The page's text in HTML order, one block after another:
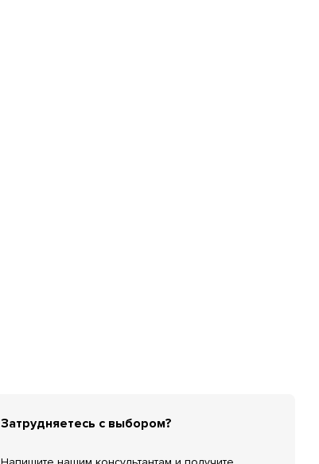
Затрудняетесь с выбором?